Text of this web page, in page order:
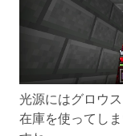
光源にはグロウ
在庫を使ってし